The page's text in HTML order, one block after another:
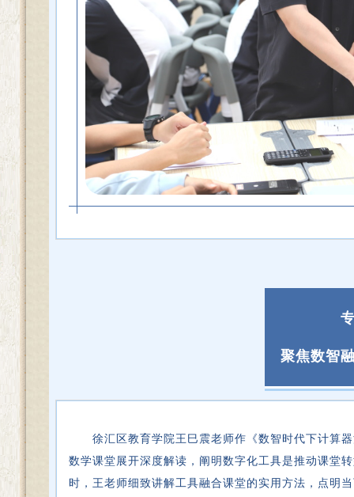
聚焦数智
徐汇区教育学院王巳震老师作《数智时代下计算
数学课堂展开深度解读，阐明数字化工具是推动课堂
时，王老师细致讲解工具融合课堂的实用方法，点明